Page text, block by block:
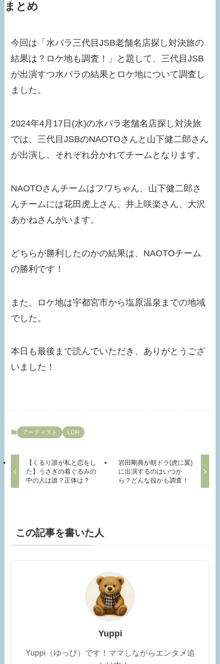
まとめ
今回は「水バラ三代目JSB老舗名店探し対決旅の
結果は？ロケ地も調査！」と題して、三代目JSB
が出演すつ水バラの結果とロケ地について調査し
ました。
2024年4月17日(水)の水バラ老舗名店探し対決旅
では、三代目JSBのNAOTOさんと山下健二郎さん
が出演し、それぞれ分かれてチームとなります。
NAOTOさんチームはフワちゃん、山下健二郎さ
んチームには花田虎上さん、井上咲楽さん、大沢
あかねさんがいます。
どちらが勝利したのかの結果は、NAOTOチーム
の勝利です！
また、ロケ地は宇都宮市から塩原温泉までの地域
でした。
本日も最後まで読んでいただき、ありがとうござ
いました！
アーティスト LDH
【くるり誰が私と恋をし
た】うさぎの着ぐるみの
中の人は誰？正体は？
岩田剛典が朝ドラ(虎に翼)
に出演するのはいつか
ら？どんな役かも調査！
この記事を書いた人
Yuppi
Yuppi（ゆっぴ）です！ママしながらエンタメ追